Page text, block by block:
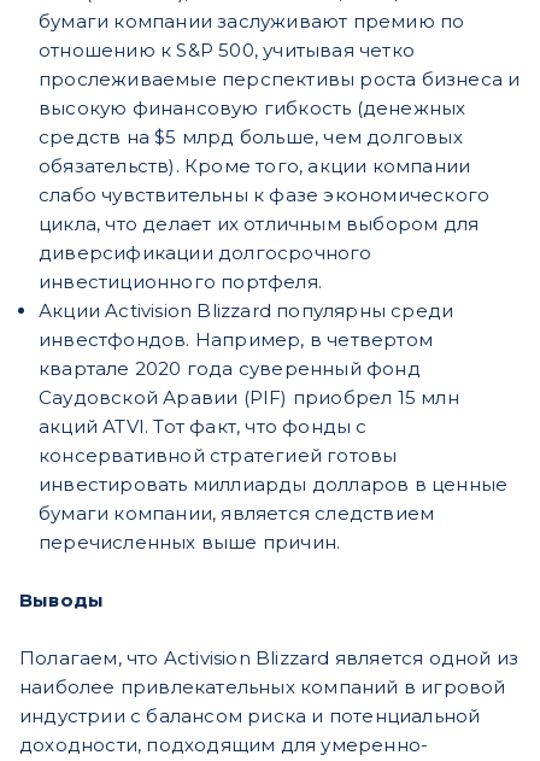
бумаги компании заслуживают премию по
отношению к S&P 500, учитывая четко
прослеживаемые перспективы роста бизнеса и
высокую финансовую гибкость (денежных
средств на $5 млрд больше, чем долговых
обязательств). Кроме того, акции компании
слабо чувствительны к фазе экономического
цикла, что делает их отличным выбором для
диверсификации долгосрочного
инвестиционного портфеля.
Акции Activision Blizzard популярны среди
инвестфондов. Например, в четвертом
квартале 2020 года суверенный фонд
Саудовской Аравии (PIF) приобрел 15 млн
акций ATVI. Тот факт, что фонды с
консервативной стратегией готовы
инвестировать миллиарды долларов в ценные
бумаги компании, является следствием
перечисленных выше причин.
Выводы
Полагаем, что Activision Blizzard является одной из
наиболее привлекательных компаний в игровой
индустрии с балансом риска и потенциальной
доходности, подходящим для умеренно-